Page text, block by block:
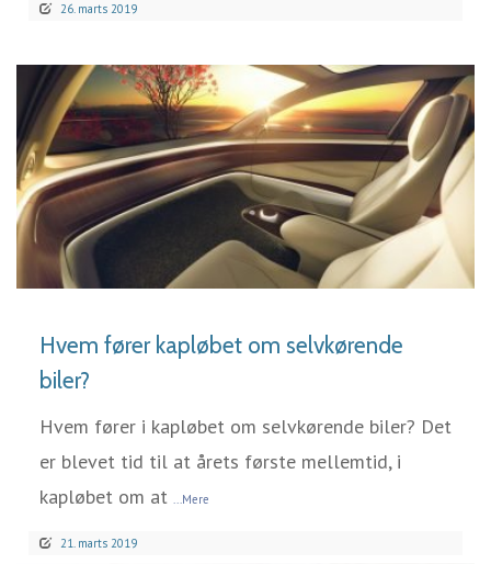
26. marts 2019
LÆS MERE
Hvem fører kapløbet om selvkørende
biler?
Hvem fører i kapløbet om selvkørende biler? Det
er blevet tid til at årets første mellemtid, i
kapløbet om at
...Mere
21. marts 2019